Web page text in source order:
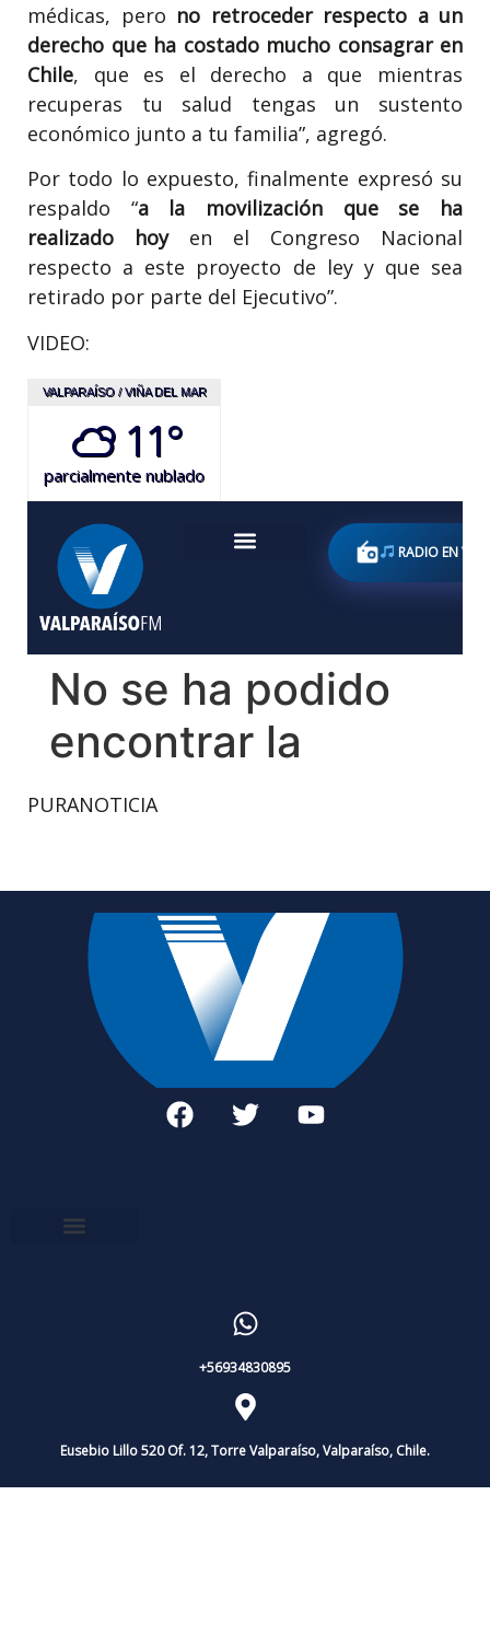
médicas, pero no retroceder respecto a un
derecho que ha costado mucho consagrar en
Chile, que es el derecho a que mientras
recuperas tu salud tengas un sustento
económico junto a tu familia”, agregó.
Por todo lo expuesto, finalmente expresó su
respaldo “a la movilización que se ha
realizado hoyen el Congreso Nacional
respecto a este proyecto de ley y que sea
retirado por parte del Ejecutivo”.
VIDEO:
PURANOTICIA
+56934830895
Eusebio Lillo 520 Of. 12, Torre Valparaíso, Valparaíso, Chile.